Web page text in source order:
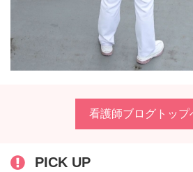
看護師ブログトップ
PICK UP